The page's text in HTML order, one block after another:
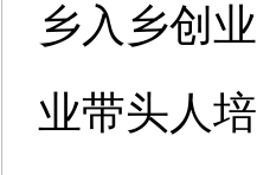
乡入乡创
业带头人